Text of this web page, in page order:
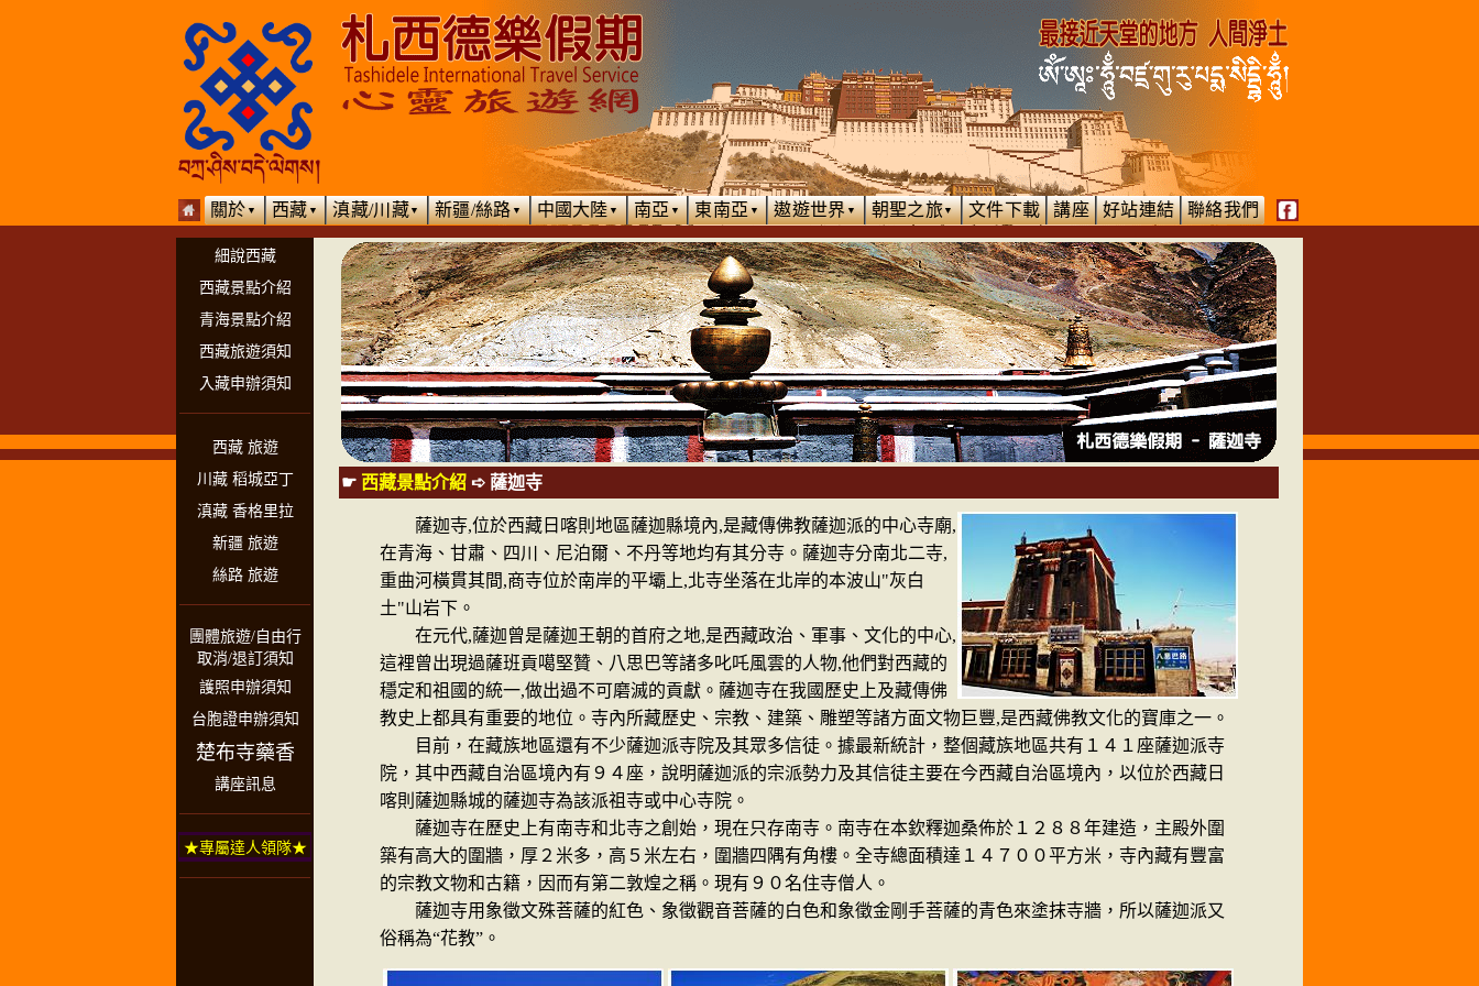
關於▼ 西藏▼ 滇藏/川藏▼ 新疆/絲路▼ 中國大陸▼ 南亞▼ 東南亞▼ 遨遊世界▼ 朝聖之旅▼ 文件下載 講座 好站連結 聯絡我們
細說西藏
西藏景點介紹
青海景點介紹
西藏旅遊須知
入藏申辦須知
西藏 旅遊
川藏 稻城亞丁
滇藏 香格里拉
新疆 旅遊
絲路 旅遊
團體旅遊/自由行
取消/退訂須知
護照申辦須知
台胞證申辦須知
楚布寺藥香
講座訊息
★專屬達人領隊★
☛ 西藏景點介紹➪ 薩迦寺
薩迦寺,位於西藏日喀則地區薩迦縣境內,是藏傳佛教薩迦派的中心寺廟,
在青海、甘肅、四川、尼泊爾、不丹等地均有其分寺。薩迦寺分南北二寺,
重曲河橫貫其間,商寺位於南岸的平壩上,北寺坐落在北岸的本波山"灰白
土"山岩下。
在元代,薩迦曾是薩迦王朝的首府之地,是西藏政治、軍事、文化的中心,
這裡曾出現過薩班貢噶堅贊、八思巴等諸多叱吒風雲的人物,他們對西藏的
穩定和祖國的統一,做出過不可磨滅的貢獻。薩迦寺在我國歷史上及藏傳佛
教史上都具有重要的地位。寺內所藏歷史、宗教、建築、雕塑等諸方面文物巨豐,是西藏佛教文化的寶庫之一。
目前，在藏族地區還有不少薩迦派寺院及其眾多信徒。據最新統計，整個藏族地區共有１４１座薩迦派寺
院，其中西藏自治區境內有９４座，說明薩迦派的宗派勢力及其信徒主要在今西藏自治區境內，以位於西藏日
喀則薩迦縣城的薩迦寺為該派祖寺或中心寺院。
薩迦寺在歷史上有南寺和北寺之創始，現在只存南寺。南寺在本欽釋迦桑佈於１２８８年建造，主殿外圍
築有高大的圍牆，厚２米多，高５米左右，圍牆四隅有角樓。全寺總面積達１４７００平方米，寺內藏有豐富
的宗教文物和古籍，因而有第二敦煌之稱。現有９０名住寺僧人。
薩迦寺用象徵文殊菩薩的紅色、象徵觀音菩薩的白色和象徵金剛手菩薩的青色來塗抹寺牆，所以薩迦派又
俗稱為“花教”。